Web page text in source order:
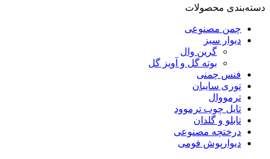
دسته‌بندی محصولات
چمن مصنوعی
دیوار سبز
گرین وال
بوته گل و آویز گل
فنس چمنی
توری سایبان
ترمووال
تایل چوب ترموود
تابلو و گلدان
درختچه مصنوعی
دیوارپوش فومی